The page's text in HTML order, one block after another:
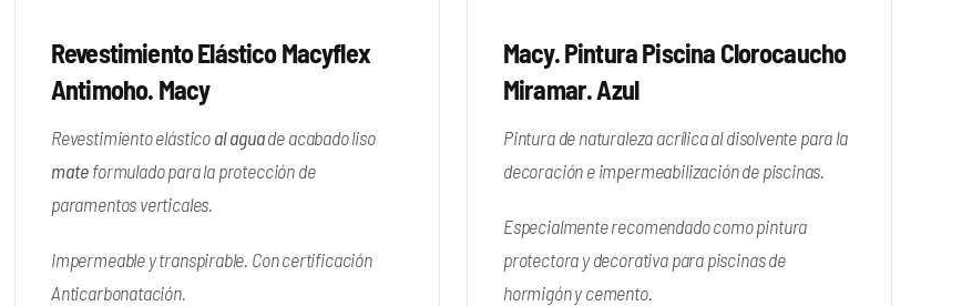
Revestimiento Elástico Macyflex
Antimoho. Macy
Revestimiento elásticoal aguade acabado liso
mateformulado para la protección de
paramentos verticales.
Impermeable y transpirable. Con certificación
Anticarbonatación.
Macy. Pintura Piscina Clorocaucho
Miramar. Azul
Pintura de naturaleza acrílica al disolvente para la
decoración e impermeabilización de piscinas.
Especialmente recomendado como pintura
protectora y decorativa para piscinas de
hormigón y cemento.